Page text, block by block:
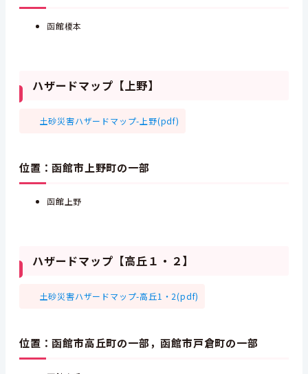
函館榎本
ハザードマップ【上野】
土砂災害ハザードマップ-上野(pdf)
位置：函館市上野町の一部
函館上野
ハザードマップ【高丘１・２】
土砂災害ハザードマップ-高丘1・2(pdf)
位置：函館市高丘町の一部，函館市戸倉町の一部